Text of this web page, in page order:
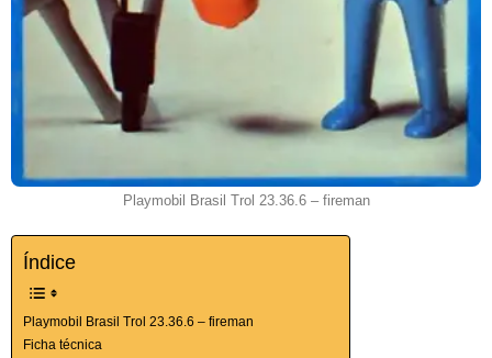
Playmobil Brasil Trol 23.36.6 – fireman
Índice
Playmobil Brasil Trol 23.36.6 – fireman
Ficha técnica